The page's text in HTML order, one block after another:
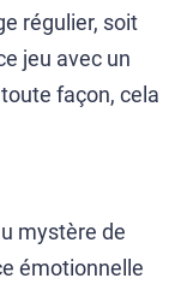
régulier, soit
jeu avec un
façon, cela
mystère de
émotionnelle